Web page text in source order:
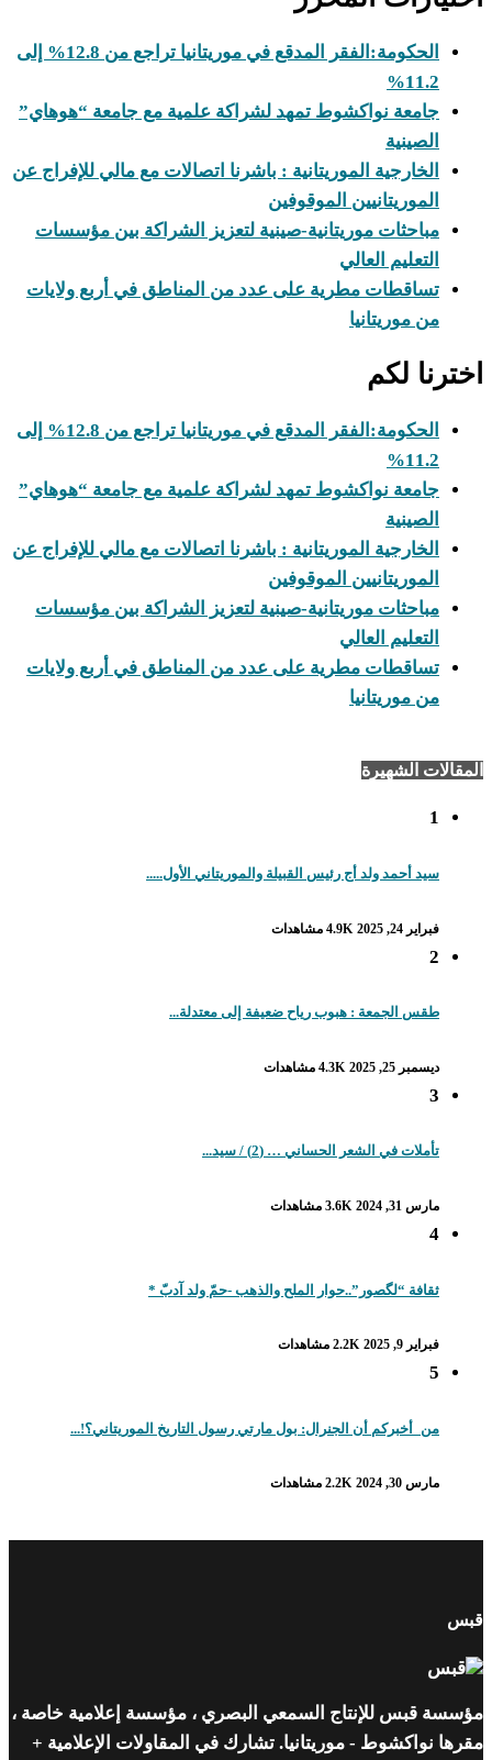
الحكومة:الفقر المدقع في موريتانيا تراجع من 12.8% إلى
11.2%
جامعة نواكشوط تمهد لشراكة علمية مع جامعة “هوهاي”
الصينية
الخارجية الموريتانية : باشرنا اتصالات مع مالي للإفراج عن
الموريتانيين الموقوفين
مباحثات موريتانية-صينية لتعزيز الشراكة بين مؤسسات
التعليم العالي
تساقطات مطرية على عدد من المناطق في أربع ولايات
من موريتانيا
اخترنا لكم
الحكومة:الفقر المدقع في موريتانيا تراجع من 12.8% إلى
11.2%
جامعة نواكشوط تمهد لشراكة علمية مع جامعة “هوهاي”
الصينية
الخارجية الموريتانية : باشرنا اتصالات مع مالي للإفراج عن
الموريتانيين الموقوفين
مباحثات موريتانية-صينية لتعزيز الشراكة بين مؤسسات
التعليم العالي
تساقطات مطرية على عدد من المناطق في أربع ولايات
من موريتانيا
المقالات الشهيرة
1
سيد أحمد ولد أج رئيس القبيلة والموريتاني الأول.....
فبراير 24, 2025 4.9K مشاهدات
2
طقس الجمعة : هبوب رياح ضعيفة إلى معتدلة...
ديسمبر 25, 2025 4.3K مشاهدات
3
تأملات في الشعر الحساني … (2) / سيد...
مارس 31, 2024 3.6K مشاهدات
4
ثقافة “لگصور”..حوار الملح والذهب -حمّ ولد آدبّ *
فبراير 9, 2025 2.2K مشاهدات
5
من_أخبركم أن الجنرال: بول مارتي رسول التاريخ الموريتاني؟!...
مارس 30, 2024 2.2K مشاهدات
قبس
مؤسسة قبس للإنتاج السمعي البصري ، مؤسسة إعلامية خاصة ،
مقرها نواكشوط - موريتانيا. تشارك في المقاولات الإعلامية +